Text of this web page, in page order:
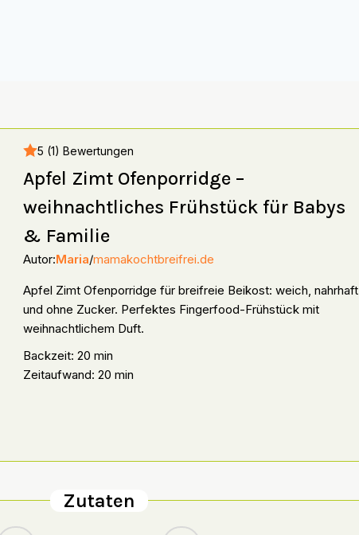
5 (1) Bewertungen
Apfel Zimt Ofenporridge –
weihnachtliches Frühstück für Babys
& Familie
Autor:Maria/mamakochtbreifrei.de
Apfel Zimt Ofenporridge für breifreie Beikost: weich, nahrhaft
und ohne Zucker. Perfektes Fingerfood-Frühstück mit
weihnachtlichem Duft.
Backzeit: 20 min
Zeitaufwand: 20 min
Zutaten